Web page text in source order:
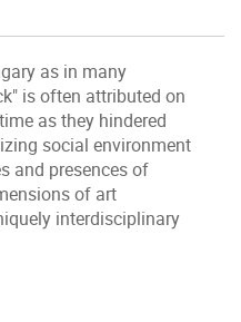
as in many
is often attributed on
as they hindered
social environment
and presences of
of art
interdisciplinary